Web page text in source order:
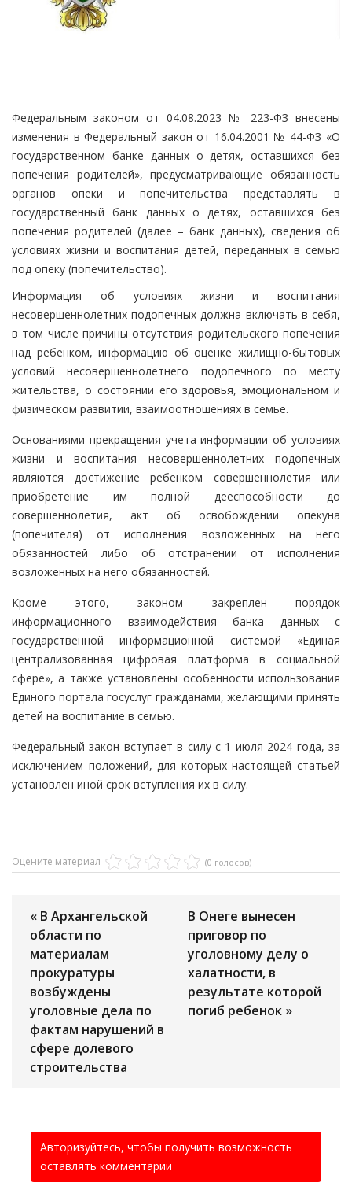
Федеральным законом от 04.08.2023 № 223-ФЗ внесены
изменения в Федеральный закон от 16.04.2001 № 44-ФЗ «О
государственном банке данных о детях, оставшихся без
попечения родителей», предусматривающие обязанность
органов опеки и попечительства представлять в
государственный банк данных о детях, оставшихся без
попечения родителей (далее – банк данных), сведения об
условиях жизни и воспитания детей, переданных в семью
под опеку (попечительство).
Информация об условиях жизни и воспитания
несовершеннолетних подопечных должна включать в себя,
в том числе причины отсутствия родительского попечения
над ребенком, информацию об оценке жилищно-бытовых
условий несовершеннолетнего подопечного по месту
жительства, о состоянии его здоровья, эмоциональном и
физическом развитии, взаимоотношениях в семье.
Основаниями прекращения учета информации об условиях
жизни и воспитания несовершеннолетних подопечных
являются достижение ребенком совершеннолетия или
приобретение им полной дееспособности до
совершеннолетия, акт об освобождении опекуна
(попечителя) от исполнения возложенных на него
обязанностей либо об отстранении от исполнения
возложенных на него обязанностей.
Кроме этого, законом закреплен порядок
информационного взаимодействия банка данных с
государственной информационной системой «Единая
централизованная цифровая платформа в социальной
сфере», а также установлены особенности использования
Единого портала госуслуг гражданами, желающими принять
детей на воспитание в семью.
Федеральный закон вступает в силу с 1 июля 2024 года, за
исключением положений, для которых настоящей статьей
установлен иной срок вступления их в силу.
Оцените материал (0 голосов)
« В Архангельской
области по
материалам
прокуратуры
возбуждены
уголовные дела по
фактам нарушений в
сфере долевого
строительства
В Онеге вынесен
приговор по
уголовному делу о
халатности, в
результате которой
погиб ребенок »
Авторизуйтесь, чтобы получить возможность
оставлять комментарии